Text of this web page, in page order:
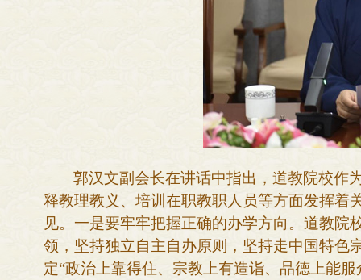
郭汉文副会长在讲话中指出，道教院校作
释教理教义、培训在职教职人员等方面发挥着
见。一是要牢牢把握正确的办学方向。 道教院
领，坚持独立自主自办原则，坚持走中国特色
定“政治上靠得住、宗教上有造诣、品德上能